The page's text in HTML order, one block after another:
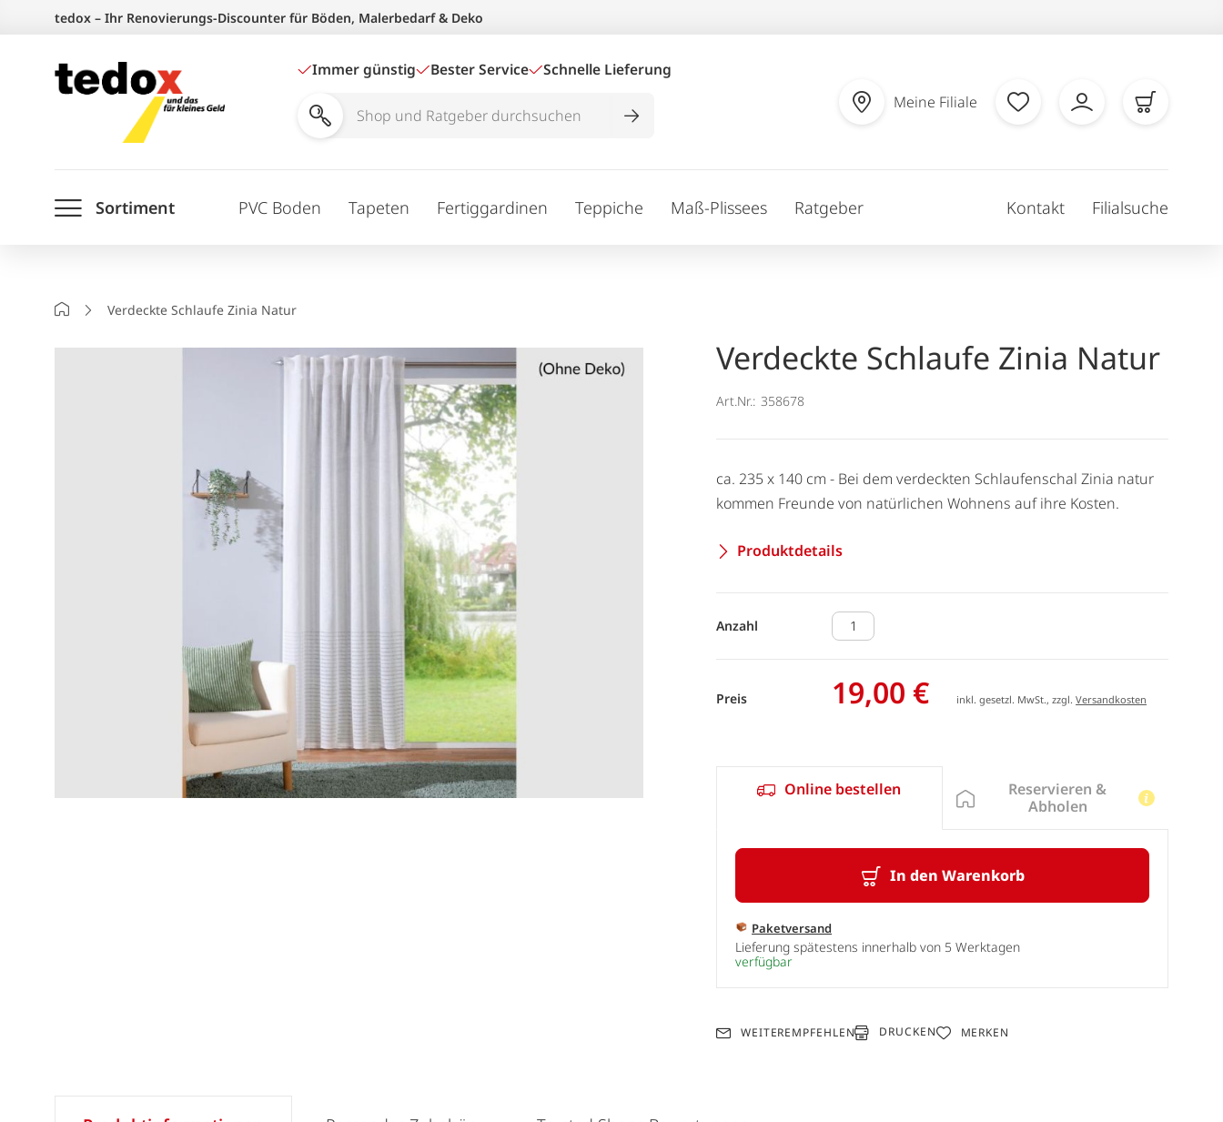
springen
tedox – Ihr Renovierungs-Discounter für Böden, Malerbedarf & Deko
Immer günstig Bester Service Schnelle Lieferung
Shop
durchsuchen
Meine Filiale
Sortiment PVC Boden Tapeten Fertiggardinen Teppiche Maß-Plissees Ratgeber Kontakt Filialsuche
StartseiteVerdeckte Schlaufe Zinia Natur
Verdeckte Schlaufe Zinia Natur
Art.Nr.: 358678
ca. 235 x 140 cm - Bei dem verdeckten Schlaufenschal Zinia natur
kommen Freunde von natürlichen Wohnens auf ihre Kosten.
Produktdetails
Anzahl
Preis 19,00 € inkl. gesetzl. MwSt., zzgl.Versandkosten
Online bestellen
In den Warenkorb
Paketversand
Lieferung spätestens innerhalb von 5 Werktagen
verfügbar
Reservieren &
Abholen
WEITEREMPFEHLEN DRUCKEN MERKEN